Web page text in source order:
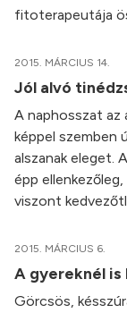
fitoterapeutája
2015. MÁRCIUS 14.
Jól alvó
A naphosszat az
képpel szemben
alszanak eleget.
épp
viszont
2015. MÁRCIUS 6.
A gyereknél
Görcsös,